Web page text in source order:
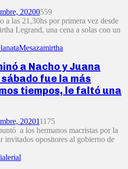
20200559
a las 21,30hs por primera vez desde
Legrand, una cena a solas con un
lanataMesazamirtha
a Nacho y Juana
fue la más
tiempos, le faltó una
202011175
a los hermanos macristas por la
invitados opositores al gobierno de
rial